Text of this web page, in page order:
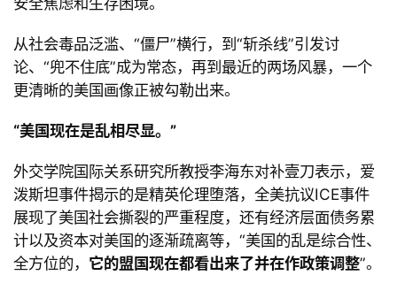
从社会毒品泛滥、 “僵尸”横行，到“斩杀线”引发讨
论、 “兜不住底”成为常态，再到最近的两场风暴，一个
更清晰的美国画像正被勾勒出来。
“美国现在是乱相尽显。 ”
外交学院国际关系研究所教授李海东对补壹刀表示，爱
泼斯坦事件揭示的是精英伦理堕落，全美抗议ICE事件
展现了美国社会撕裂的严重程度，还有经济层面债务累
计以及资本对美国的逐渐疏离等， “美国的乱是综合性、
全方位的， 它的盟国现在都看出来了并在作政策调整”。